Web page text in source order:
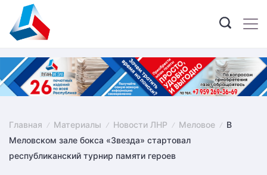
content
Главная Материалы Новости ЛНР Меловое
В
Меловском зале бокса «Звезда» стартовал
республиканский турнир памяти героев